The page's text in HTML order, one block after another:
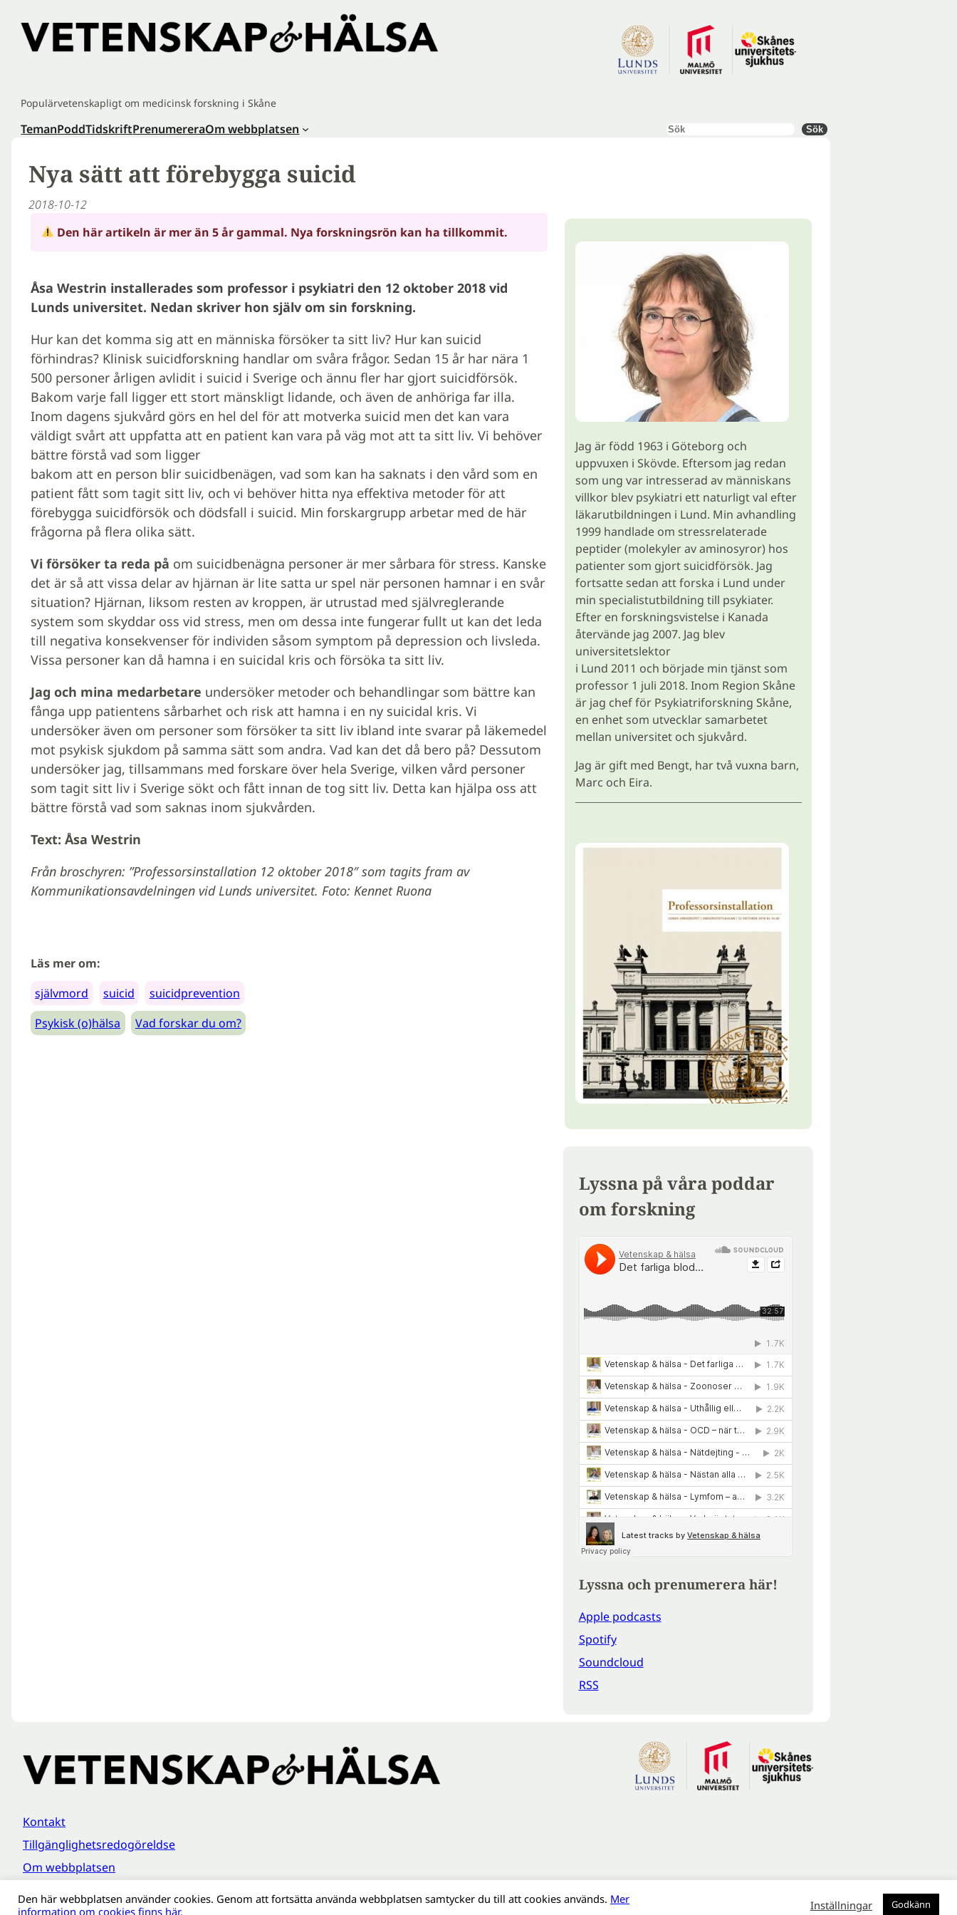
innehåll
Populärvetenskapligt om medicinsk forskning i Skåne
TemanPoddTidskriftPrenumereraOm webbplatsen Sök Sök
Nya sätt att förebygga suicid
2018-10-12
Den här artikeln är mer än 5 år gammal. Nya forskningsrön kan ha tillkommit.
Åsa Westrin installerades som professor i psykiatri den 12 oktober 2018 vid
Lunds universitet. Nedan skriver hon själv om sin forskning.
Hur kan det komma sig att en människa försöker ta sitt liv? Hur kan suicid
förhindras? Klinisk suicidforskning handlar om svåra frågor. Sedan 15 år har nära 1
500 personer årligen avlidit i suicid i Sverige och ännu fler har gjort suicidförsök.
Bakom varje fall ligger ett stort mänskligt lidande, och även de anhöriga far illa.
Inom dagens sjukvård görs en hel del för att motverka suicid men det kan vara
väldigt svårt att uppfatta att en patient kan vara på väg mot att ta sitt liv. Vi behöver
bättre förstå vad som ligger
bakom att en person blir suicidbenägen, vad som kan ha saknats i den vård som en
patient fått som tagit sitt liv, och vi behöver hitta nya effektiva metoder för att
förebygga suicidförsök och dödsfall i suicid. Min forskargrupp arbetar med de här
frågorna på flera olika sätt.
Vi försöker ta reda på om suicidbenägna personer är mer sårbara för stress. Kanske
det är så att vissa delar av hjärnan är lite satta ur spel när personen hamnar i en svår
situation? Hjärnan, liksom resten av kroppen, är utrustad med självreglerande
system som skyddar oss vid stress, men om dessa inte fungerar fullt ut kan det leda
till negativa konsekvenser för individen såsom symptom på depression och livsleda.
Vissa personer kan då hamna i en suicidal kris och försöka ta sitt liv.
Jag och mina medarbetare undersöker metoder och behandlingar som bättre kan
fånga upp patientens sårbarhet och risk att hamna i en ny suicidal kris. Vi
undersöker även om personer som försöker ta sitt liv ibland inte svarar på läkemedel
mot psykisk sjukdom på samma sätt som andra. Vad kan det då bero på? Dessutom
undersöker jag, tillsammans med forskare över hela Sverige, vilken vård personer
som tagit sitt liv i Sverige sökt och fått innan de tog sitt liv. Detta kan hjälpa oss att
bättre förstå vad som saknas inom sjukvården.
Text: Åsa Westrin
Från broschyren: ”Professorsinstallation 12 oktober 2018″ som tagits fram av
Kommunikationsavdelningen vid Lunds universitet. Foto: Kennet Ruona
Läs mer om:
självmord
suicid
suicidprevention
Psykisk (o)hälsa
Vad forskar du om?
Jag är född 1963 i Göteborg och
uppvuxen i Skövde. Eftersom jag redan
som ung var intresserad av människans
villkor blev psykiatri ett naturligt val efter
läkarutbildningen i Lund. Min avhandling
1999 handlade om stressrelaterade
peptider (molekyler av aminosyror) hos
patienter som gjort suicidförsök. Jag
fortsatte sedan att forska i Lund under
min specialistutbildning till psykiater.
Efter en forskningsvistelse i Kanada
återvände jag 2007. Jag blev
universitetslektor
i Lund 2011 och började min tjänst som
professor 1 juli 2018. Inom Region Skåne
är jag chef för Psykiatriforskning Skåne,
en enhet som utvecklar samarbetet
mellan universitet och sjukvård.
Jag är gift med Bengt, har två vuxna barn,
Marc och Eira.
Lyssna på våra poddar
om forskning
Lyssna och prenumerera här!
Apple podcasts
Spotify
Soundcloud
RSS
Kontakt
Tillgänglighetsredogöreldse
Om webbplatsen
Behandling av personuppgifter
Den här webbplatsen använder cookies. Genom att fortsätta använda webbplatsen samtycker du till att cookies används. Mer
information om cookies finns här.
Inställningar Godkänn